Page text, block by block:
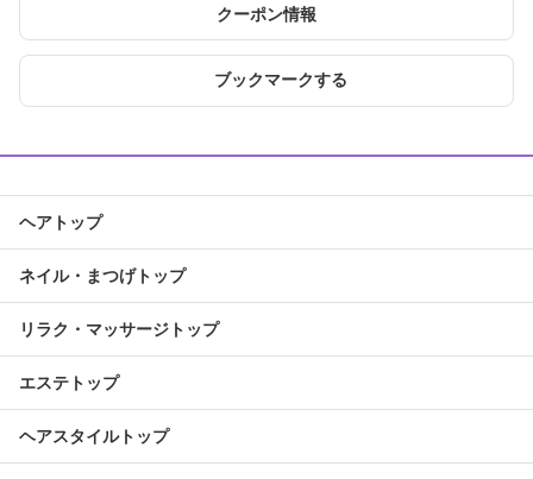
クーポン情報
ブックマークする
ヘアトップ
ネイル・まつげトップ
リラク・マッサージトップ
エステトップ
ヘアスタイルトップ